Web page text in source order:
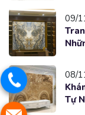
09/
08/
Tự